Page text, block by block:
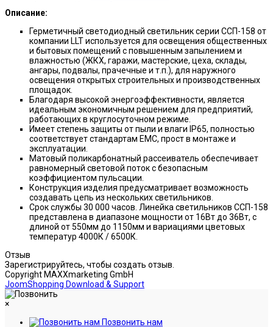
Описание:
Герметичный светодиодный светильник серии ССП-158 от
компании LLT используется для освещения общественных
и бытовых помещений с повышенным запылением и
влажностью (ЖКХ, гаражи, мастерские, цеха, склады,
ангары, подвалы, прачечные и т.п.), для наружного
освещения открытых строительных и производственных
площадок.
Благодаря высокой энергоэффективности, является
идеальным экономичным решением для предприятий,
работающих в круглосуточном режиме.
Имеет степень защиты от пыли и влаги IP65, полностью
соответствует стандартам ЕМC, прост в монтаже и
эксплуатации.
Матовый поликарбонатный рассеиватель обеспечивает
равномерный световой поток с безопасным
коэффициентом пульсации.
Конструкция изделия предусматривает возможность
создавать цепь из нескольких светильников.
Срок службы 30 000 часов. Линейка светильников ССП-158
представлена в диапазоне мощности от 16Вт до 36Вт, с
длиной от 550мм до 1150мм и вариациями цветовых
температур 4000К / 6500К.
Отзыв
Зарегистрируйтесь, чтобы создать отзыв.
Copyright MAXXmarketing GmbH
JoomShopping Download & Support
×
Позвонить нам